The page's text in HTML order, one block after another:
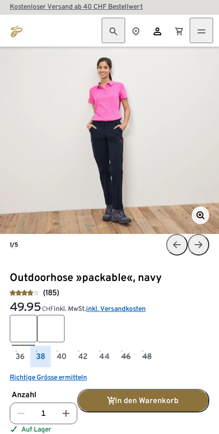
Kostenloser Versand ab 40 CHF Bestellwert
Outdoorhose »packable«, navy
(185)
49.95 CHFinkl. MwSt.inkl. Versandkosten
36 38 40 42 44 46 48
Richtige Grösse ermitteln
Anzahl
In den Warenkorb
Auf Lager
1/5